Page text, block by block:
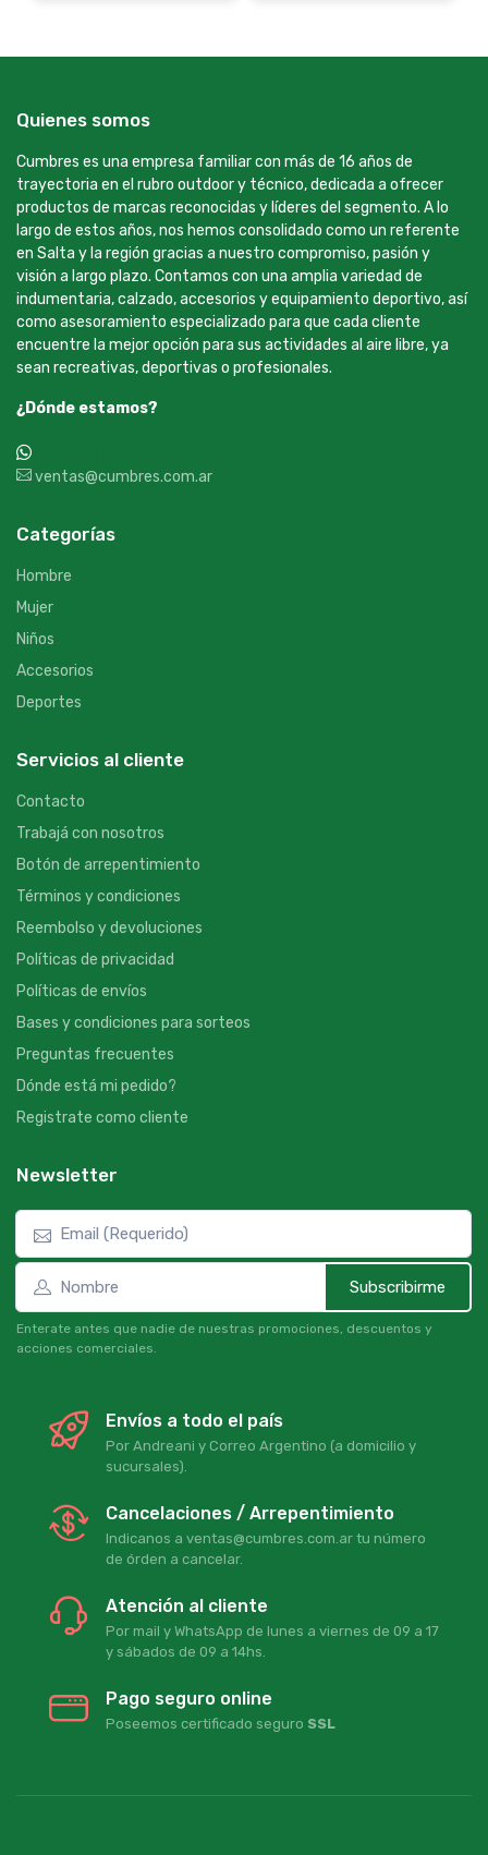
Quienes somos
Cumbres es una empresa familiar con más de 16 años de
trayectoria en el rubro outdoor y técnico, dedicada a ofrecer
productos de marcas reconocidas y líderes del segmento. A lo
largo de estos años, nos hemos consolidado como un referente
en Salta y la región gracias a nuestro compromiso, pasión y
visión a largo plazo. Contamos con una amplia variedad de
indumentaria, calzado, accesorios y equipamiento deportivo, así
como asesoramiento especializado para que cada cliente
encuentre la mejor opción para sus actividades al aire libre, ya
sean recreativas, deportivas o profesionales.
¿Dónde estamos?
ventas@cumbres.com.ar
Categorías
Hombre
Mujer
Niños
Accesorios
Deportes
Servicios al cliente
Contacto
Trabajá con nosotros
Botón de arrepentimiento
Términos y condiciones
Reembolso y devoluciones
Políticas de privacidad
Políticas de envíos
Bases y condiciones para sorteos
Preguntas frecuentes
Dónde está mi pedido?
Registrate como cliente
Newsletter
Subscribirme
Enterate antes que nadie de nuestras promociones, descuentos y
acciones comerciales.
Envíos a todo el país
Por Andreani y Correo Argentino (a domicilio y
sucursales).
Cancelaciones / Arrepentimiento
Indicanos a ventas@cumbres.com.ar tu número
de órden a cancelar.
Atención al cliente
Por mail y WhatsApp de lunes a viernes de 09 a 17
y sábados de 09 a 14hs.
Pago seguro online
Poseemos certificado seguro SSL